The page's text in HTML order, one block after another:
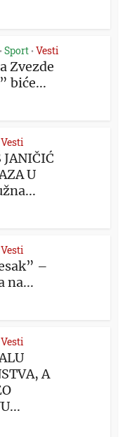
• Sport • Vesti
Zvezde
biće...
Vesti
JANIČIĆ
U
Vesti
–
na...
Vesti
A